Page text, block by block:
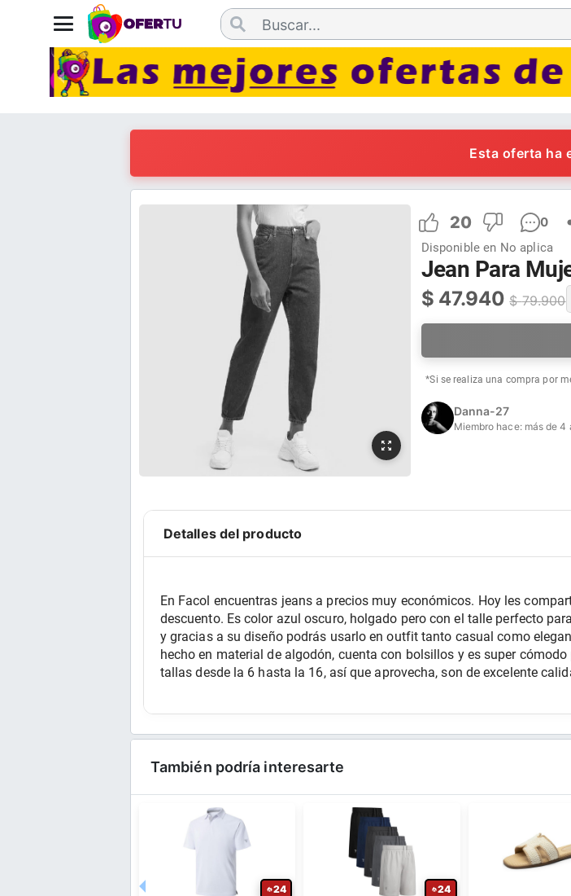
Esta oferta ha
20 0
Disponible en No aplica
Jean Para
$ 47.940 $79.900
*Si se realiza una compra por
Danna-27
Miembro hace: más de 4
Detalles del producto
En Facol encuentras jeans a precios muy económicos. Hoy les
descuento. Es color azul oscuro, holgado pero con el talle perfecto
y gracias a su diseño podrás usarlo en outfit tanto casual como
hecho en material de algodón, cuenta con bolsillos y es super
tallas desde la 6 hasta la 16, así que aprovecha, son de excelente
También podría interesarte
24 24